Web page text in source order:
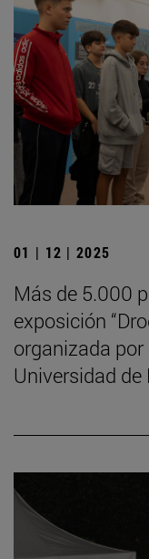
01 | 12 | 2025
Más de 5.000
exposición
organizada
Universidad de